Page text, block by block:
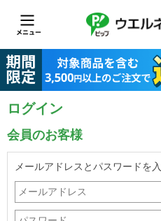
ログイン
会員のお客様
メールアドレスとパスワードを